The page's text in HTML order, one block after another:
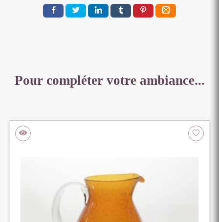
Pour compléter votre ambiance...